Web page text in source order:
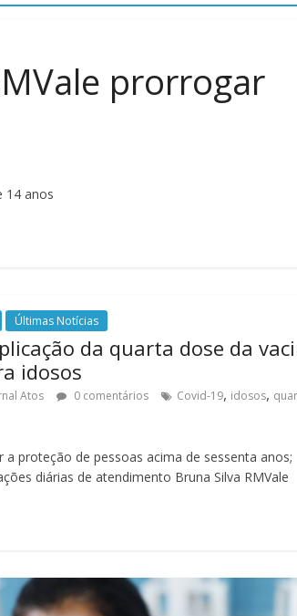
prorrogar
14 anos
Últimas Notícias
da quarta dose da
idosos
Atos 0 comentários Covid-19, idosos,
a proteção de pessoas acima de sessenta anos;
diárias de atendimento Bruna Silva RMVale